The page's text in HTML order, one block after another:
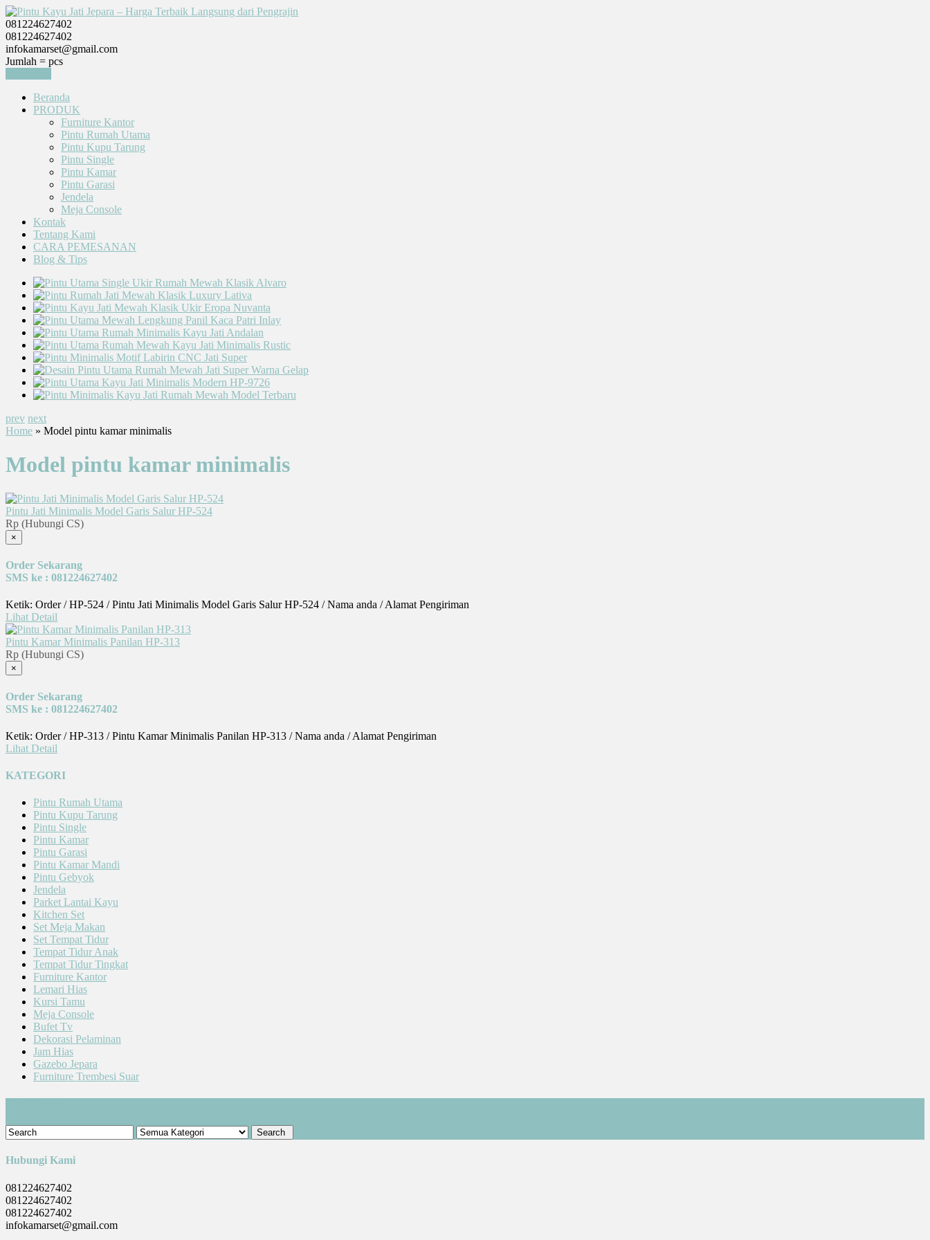
081224627402
081224627402
infokamarset@gmail.com
Jumlah = pcs
Beranda
PRODUK
Furniture Kantor
Pintu Rumah Utama
Pintu Kupu Tarung
Pintu Single
Pintu Kamar
Pintu Garasi
Jendela
Meja Console
Kontak
Tentang Kami
CARA PEMESANAN
Blog & Tips
prev next
Home » Model pintu kamar minimalis
Model pintu kamar minimalis
Pintu Jati Minimalis Model Garis Salur HP-524
Rp (Hubungi CS)
×
Order Sekarang
SMS ke : 081224627402
Ketik: Order / HP-524 / Pintu Jati Minimalis Model Garis Salur HP-524 / Nama anda / Alamat Pengiriman
Lihat Detail
Pintu Kamar Minimalis Panilan HP-313
Rp (Hubungi CS)
×
Order Sekarang
SMS ke : 081224627402
Ketik: Order / HP-313 / Pintu Kamar Minimalis Panilan HP-313 / Nama anda / Alamat Pengiriman
Lihat Detail
KATEGORI
Pintu Rumah Utama
Pintu Kupu Tarung
Pintu Single
Pintu Kamar
Pintu Garasi
Pintu Kamar Mandi
Pintu Gebyok
Jendela
Parket Lantai Kayu
Kitchen Set
Set Meja Makan
Set Tempat Tidur
Tempat Tidur Anak
Tempat Tidur Tingkat
Furniture Kantor
Lemari Hias
Kursi Tamu
Meja Console
Bufet Tv
Dekorasi Pelaminan
Jam Hias
Gazebo Jepara
Furniture Trembesi Suar
Hubungi Kami
081224627402
081224627402
081224627402
infokamarset@gmail.com